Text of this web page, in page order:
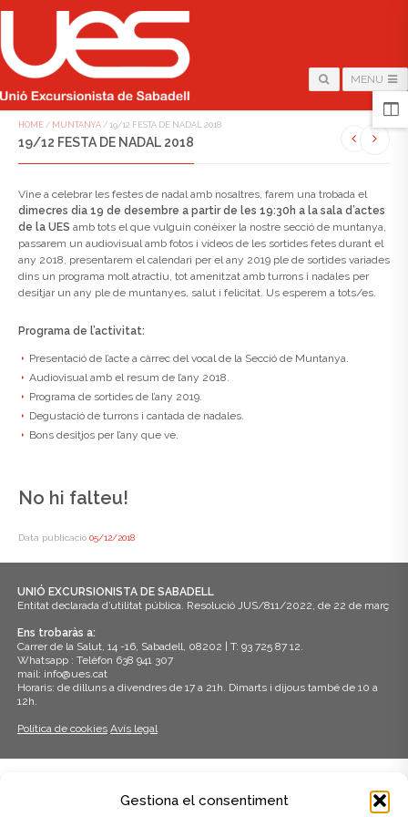
Gestiona el consentiment
MENU
HOME / MUNTANYA / 19/12 FESTA DE NADAL 2018
19/12 FESTA DE NADAL 2018
Vine a celebrar les festes de nadal amb nosaltres, farem una trobada el
dimecres dia 19 de desembre a partir de les 19:30h a la sala d’actes
de la UES amb tots el que vulguin conèixer la nostre secció de muntanya,
passarem un audiovisual amb fotos i vídeos de les sortides fetes durant el
any 2018, presentarem el calendari per el any 2019 ple de sortides variades
dins un programa molt atractiu, tot amenitzat amb turrons i nadales per
desitjar un any ple de muntanyes, salut i felicitat. Us esperem a tots/es.
Programa de l’activitat:
Presentació de l’acte a càrrec del vocal de la Secció de Muntanya.
Audiovisual amb el resum de l’any 2018.
Programa de sortides de l’any 2019.
Degustació de turrons i cantada de nadales.
Bons desitjos per l’any que ve.
No hi falteu!
Data publicació 05/12/2018
UNIÓ EXCURSIONISTA DE SABADELL
Entitat declarada d’utilitat pública. Resolució JUS/811/2022, de 22 de març
Ens trobaràs a:
Carrer de la Salut, 14 -16, Sabadell, 08202 | T: 93 725 87 12.
Whatsapp : Telèfon 638 941 307
mail: info@ues.cat
Horaris: de dilluns a divendres de 17 a 21h. Dimarts i dijous també de 10 a
12h.
Política de cookies Avís legal